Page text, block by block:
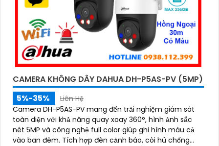
CAMERA KHÔNG DÂY DAHUA DH-P5AS-PV (5MP)
5%-35%
Liên Hệ
Camera DH-P5AS-PV mang đến trải nghiệm giám sát
toàn diện với khả năng quay xoay 360°, hình ảnh sắc
nét 5MP và công nghệ full color giúp ghi hình màu cả
vào ban đêm. Tích hợp đèn cảnh báo, còi hú chống